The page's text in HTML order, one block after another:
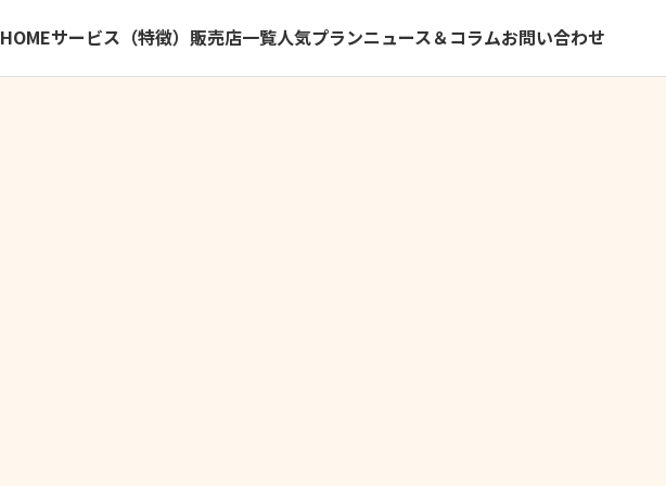
HOMEサービス（特徴） 販売店一覧人気プランニュース＆コラムお問い合わせ